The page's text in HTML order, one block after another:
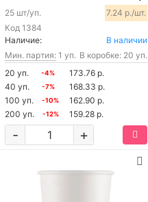
Код 1384
25 шт/уп. 7.24 р./шт.
Наличие:
В наличии
Мин. партия: 1 уп. В коробке: 20 уп.
20 уп.
-4%
173.76 р.
40 уп.
-7%
168.33 р.
100 уп.
-10%
162.90 р.
200 уп.
-12% 159.28 р.
+
-